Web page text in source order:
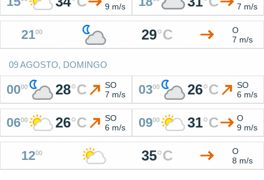
9 m/s
7 m/s
2100 29°C
O
7 m/s
09 AGOSTO, DOMINGO
0000 28°C
SO
7 m/s
0300 26°C
SO
6 m/s
0600 26°C
SO
6 m/s
0900 31°C
O
9 m/s
1200 35°C
O
8 m/s